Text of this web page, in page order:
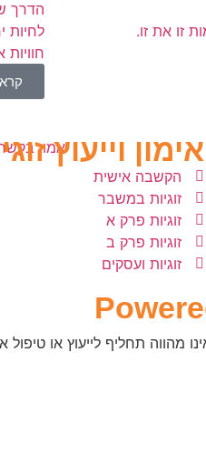
זו את זו.
הדרך
לחיות
אימון וייעוץ זוגי
הקשבה אישית
זוגיות במשבר
זוגיות פרק א
זוגיות פרק ב
זוגיות ועסקים
מהווה תחליף לייעוץ או טיפול